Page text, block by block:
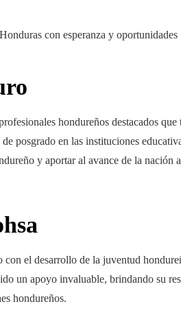
hondureños destacados que
posgrado en las instituciones
y aportar al avance de la nación
el desarrollo de la juventud
un apoyo invaluable, brindando su
hondureños.